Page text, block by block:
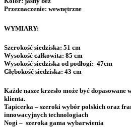
Przeznaczenie: wewnętrzne
WYMIARY:
Szerokość siedziska: 51 cm
Wysokość całkowita: 85 cm
Wysokość siedziska od podłogi: 47cm
Głębokość siedziska: 43 cm
Każde nasze krzesło może być
klienta.
Tapicerka – szeroki wybór polskich oraz
innowacyjnych technologiach
Nogi – szeroka gama wybarwienia